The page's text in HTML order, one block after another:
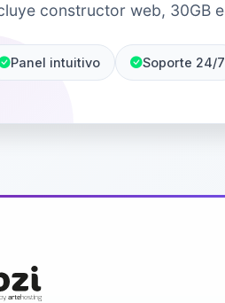
constructor web, 30GB
Panel intuitivo Soporte 24/7